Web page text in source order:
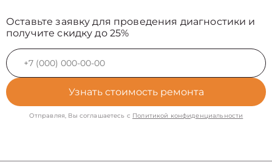
Оставьте заявку для проведения диагностики и
получите скидку до 25%
Узнать стоимость ремонта
Отправляя, Вы соглашаетесь с Политикой конфиденциальности